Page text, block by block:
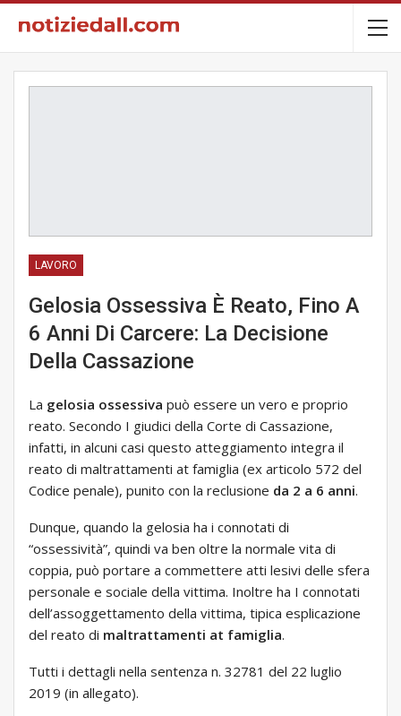
LAVORO
Gelosia Ossessiva È Reato, Fino A
6 Anni Di Carcere: La Decisione
Della Cassazione
La gelosia ossessiva può essere un vero e proprio
reato. Secondo I giudici della Corte di Cassazione,
infatti, in alcuni casi questo atteggiamento integra il
reato di maltrattamenti at famiglia (ex articolo 572 del
Codice penale), punito con la reclusione da 2 a 6 anni.
Dunque, quando la gelosia ha i connotati di
“ossessività”, quindi va ben oltre la normale vita di
coppia, può portare a commettere atti lesivi delle sfera
personale e sociale della vittima. Inoltre ha I connotati
dell’assoggettamento della vittima, tipica esplicazione
del reato di maltrattamenti at famiglia.
Tutti i dettagli nella sentenza n. 32781 del 22 luglio
2019 (in allegato).